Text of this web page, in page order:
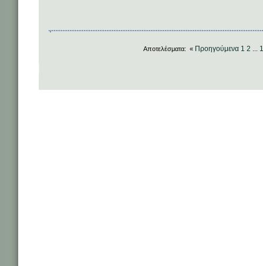
Αποτελέσματα: « Προηγούμενα 1 2